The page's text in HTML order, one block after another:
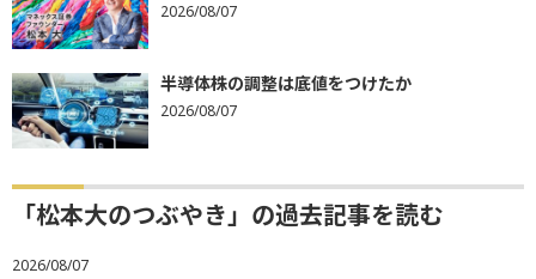
2026/08/07
半導体株の調整は底値をつけたか
2026/08/07
「松本大のつぶやき」の過去記事を読む
2026/08/07